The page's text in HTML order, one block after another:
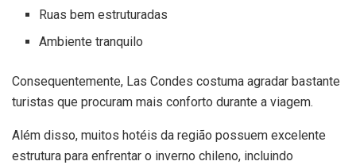
Ruas bem estruturadas
Ambiente tranquilo
Consequentemente, Las Condes costuma agradar bastante
turistas que procuram mais conforto durante a viagem.
Além disso, muitos hotéis da região possuem excelente
estrutura para enfrentar o inverno chileno, incluindo